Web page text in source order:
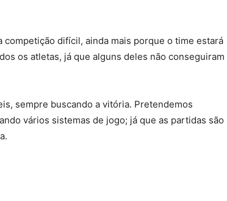
competição difícil, ainda mais porque o time estará
os atletas, já que alguns deles não conseguiram
sempre buscando a vitória. Pretendemos
vários sistemas de jogo; já que as partidas são